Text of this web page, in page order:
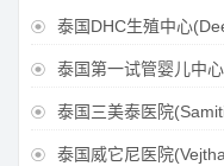
 泰国DHC生殖中心
 泰国第一试管婴儿中
 泰国三美泰医院
 泰国威它尼医院